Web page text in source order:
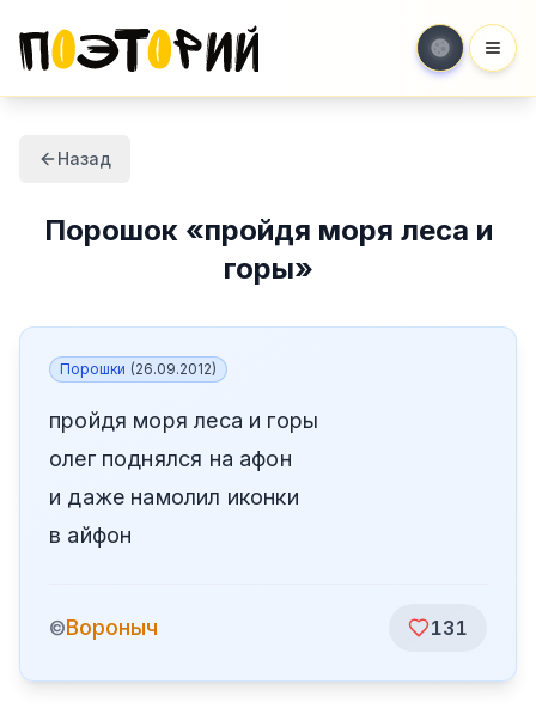
Назад
Порошок«пройдя моря леса и
горы»
Порошки (26.09.2012)
пройдя моря леса и горы
олег поднялся на афон
и даже намолил иконки
в айфон
©Вороныч 131